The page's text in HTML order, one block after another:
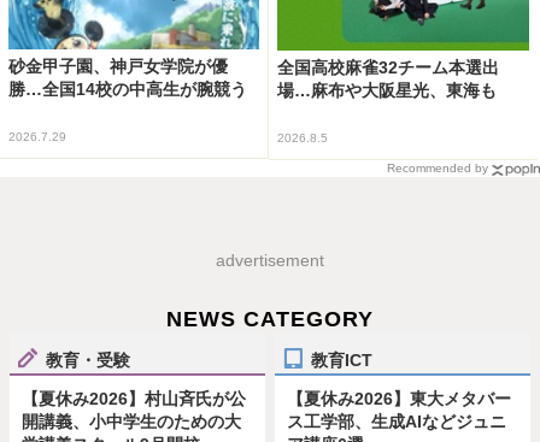
砂金甲子園、神戸女学院が優
勝…全国14校の中高生が腕競う
2026.7.29
全国高校麻雀32チーム本選出
場…麻布や大阪星光、東海も
2026.8.5
Recommended by
advertisement
NEWS CATEGORY
教育・受験
【夏休み2026】村山斉氏が公
開講義、小中学生のための大
教育ICT
【夏休み2026】東大メタバー
ス工学部、生成AIなどジュニ